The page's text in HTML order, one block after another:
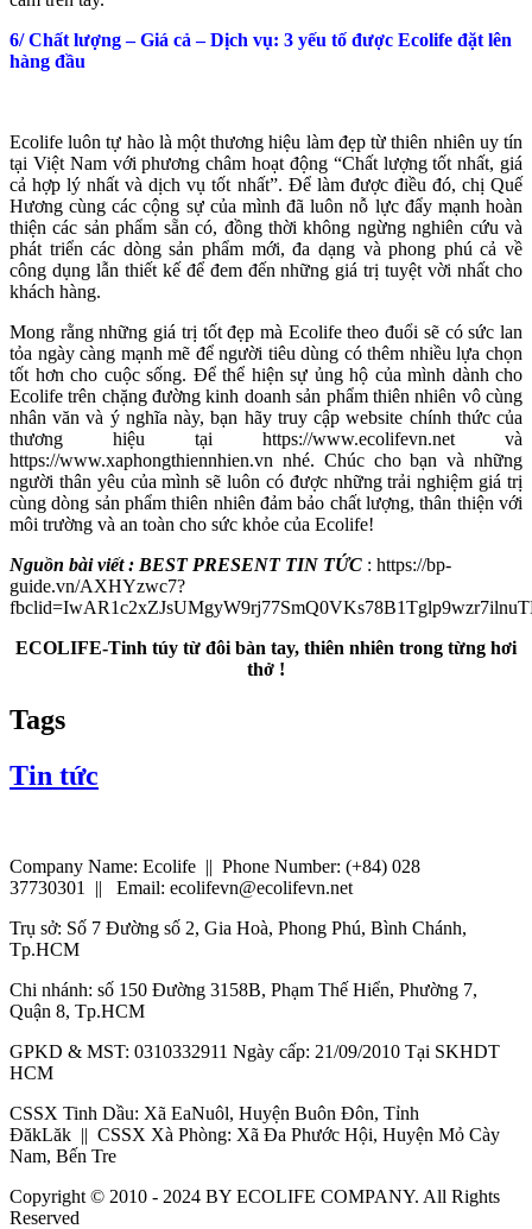
6/ Chất lượng – Giá cả – Dịch vụ: 3 yếu tố được Ecolife đặt lên
hàng đầu
Ecolife luôn tự hào là một thương hiệu làm đẹp từ thiên nhiên uy tín
tại Việt Nam với phương châm hoạt động “Chất lượng tốt nhất, giá
cả hợp lý nhất và dịch vụ tốt nhất”. Để làm được điều đó, chị Quế
Hương cùng các cộng sự của mình đã luôn nỗ lực đẩy mạnh hoàn
thiện các sản phẩm sẵn có, đồng thời không ngừng nghiên cứu và
phát triển các dòng sản phẩm mới, đa dạng và phong phú cả về
công dụng lẫn thiết kế để đem đến những giá trị tuyệt vời nhất cho
khách hàng.
Mong rằng những giá trị tốt đẹp mà Ecolife theo đuổi sẽ có sức lan
tỏa ngày càng mạnh mẽ để người tiêu dùng có thêm nhiều lựa chọn
tốt hơn cho cuộc sống. Để thể hiện sự ủng hộ của mình dành cho
Ecolife trên chặng đường kinh doanh sản phẩm thiên nhiên vô cùng
nhân văn và ý nghĩa này, bạn hãy truy cập website chính thức của
thương hiệu tại https://www.ecolifevn.net và
https://www.xaphongthiennhien.vn nhé. Chúc cho bạn và những
người thân yêu của mình sẽ luôn có được những trải nghiệm giá trị
cùng dòng sản phẩm thiên nhiên đảm bảo chất lượng, thân thiện với
môi trường và an toàn cho sức khỏe của Ecolife!
Nguồn bài viết : BEST PRESENT TIN TỨC : https://bp-
guide.vn/AXHYzwc7?
ECOLIFE-Tinh túy từ đôi bàn tay, thiên nhiên trong từng hơi
thở !
Tags
Tin tức
Company Name: Ecolife || Phone Number: (+84) 028
37730301 || Email: ecolifevn@ecolifevn.net
Trụ sở: Số 7 Đường số 2, Gia Hoà, Phong Phú, Bình Chánh,
Tp.HCM
Chi nhánh: số 150 Đường 3158B, Phạm Thế Hiển, Phường 7,
Quận 8, Tp.HCM
GPKD & MST: 0310332911 Ngày cấp: 21/09/2010 Tại SKHDT
HCM
CSSX Tinh Dầu: Xã EaNuôl, Huyện Buôn Đôn, Tỉnh
ĐăkLăk || CSSX Xà Phòng: Xã Đa Phước Hội, Huyện Mỏ Cày
Nam, Bến Tre
Copyright © 2010 - 2024 BY ECOLIFE COMPANY. All Rights
Reserved